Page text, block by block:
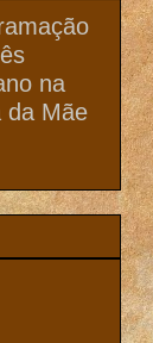
na
da Mãe